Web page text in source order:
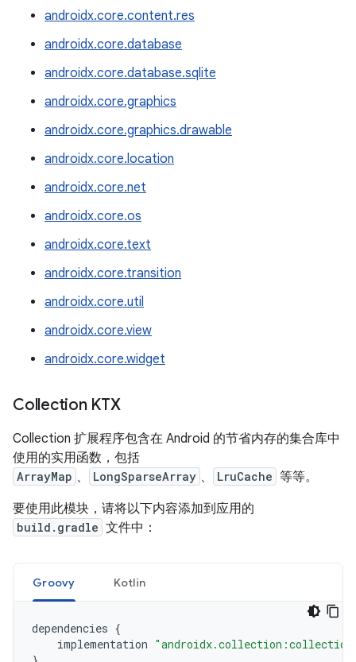
androidx.core.content.res
androidx.core.database
androidx.core.database.sqlite
androidx.core.graphics
androidx.core.graphics.drawable
androidx.core.location
androidx.core.net
androidx.core.os
androidx.core.text
androidx.core.transition
androidx.core.util
androidx.core.view
androidx.core.widget
Collection KTX
Collection 扩展程序包含在 Android 的节省内存的集合库中
使用的实用函数，包括
ArrayMap 、 LongSparseArray 、 LruCache 等等。
要使用此模块，请将以下内容添加到应用的
build.gradle 文件中：
Groovy Kotlin
dependencies {
implementation